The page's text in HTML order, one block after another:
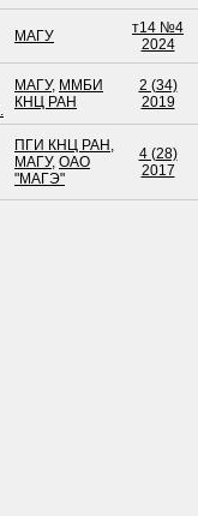
МАГУ
т14 №4
2024
МАГУ, ММБИ
КНЦ РАН
2 (34)
2019
ПГИ КНЦ РАН ,
МАГУ, ОАО
"МАГЭ"
4 (28)
2017